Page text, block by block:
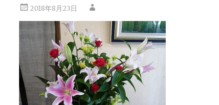
2018年8月23日